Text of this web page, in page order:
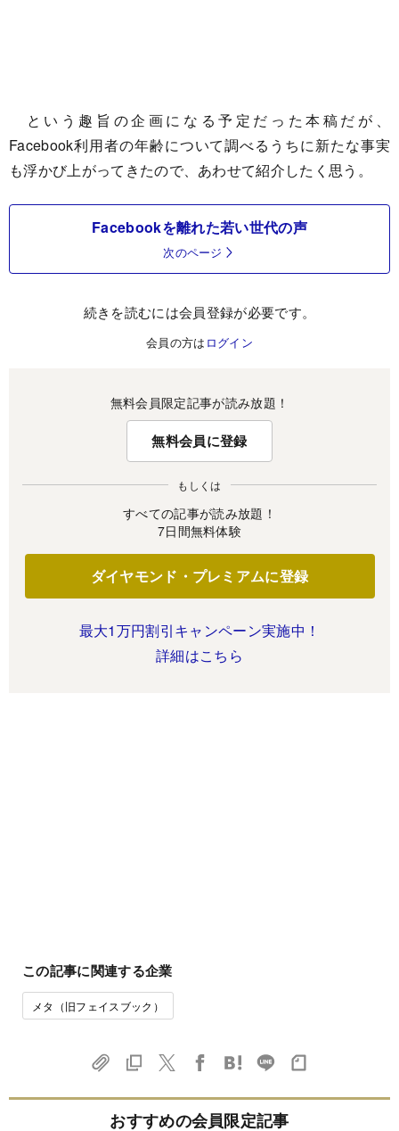
という趣旨の企画になる予定だった本稿だが、
Facebook利用者の年齢について調べるうちに新たな事実
も浮かび上がってきたので、あわせて紹介したく思う。
Facebookを離れた若い世代の声
次のページ
続きを読むには会員登録が必要です。
会員の方は ログイン
無料会員限定記事が読み放題！
無料会員に登録
もしくは
すべての記事が読み放題！
7日間無料体験
ダイヤモンド・プレミアムに登録
最大1万円割引キャンペーン実施中！
詳細はこちら
この記事に関連する企業
メタ（旧フェイスブック）
おすすめの会員限定記事